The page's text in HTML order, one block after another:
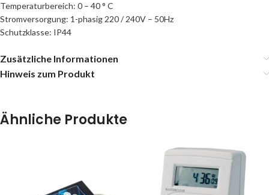
Temperaturbereich: 0 – 40 ° C
Stromversorgung: 1-phasig 220 / 240V – 50Hz
Schutzklasse: IP44
Zusätzliche Informationen
Hinweis zum Produkt
Ähnliche Produkte